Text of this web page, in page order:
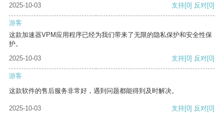
2025-10-03 支持[0] 反对[0]
游客
这款加速器VPM应用程序已经为我们带来了无限的隐私保护和安全性保
护。
2025-10-03
支持[0] 反对[0]
游客
这款软件的售后服务非常好，遇到问题都能得到及时解决。
2025-10-03 支持[0] 反对[0]